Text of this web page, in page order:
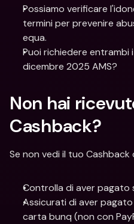
Possiamo verificare
termini per prevenire
equa.
Puoi richiedere entrambi
dicembre 2025 AMS?
Non hai
Cashback?
Se non vedi il tuo
Controlla di aver pagato
Assicurati di aver
carta bunq (non con